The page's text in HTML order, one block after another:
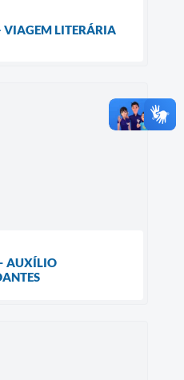
LITERÁRIA
AUXÍLIO